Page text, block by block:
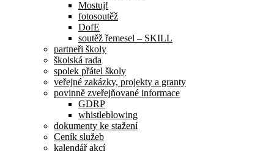
Mostuj!
fotosoutěž
DofE
soutěž řemesel – SKILL
partneři školy
školská rada
spolek přátel školy
veřejné zakázky, projekty a granty
povinně zveřejňované informace
GDRP
whistleblowing
dokumenty ke stažení
Ceník služeb
kalendář akcí